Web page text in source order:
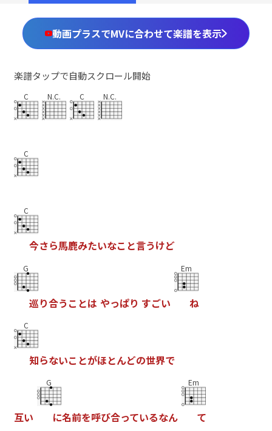
動画プラスでMVに合わせて楽譜を表示
楽譜タップで自動スクロール開始
C N.C. C N.C.
C
C
今さら馬鹿みたいなこ と言うけど
G
巡り合う こ とは やっぱり すごい
Em
ね
C
知らないこ とがほとんどの世界で
互い
G
に名前を呼び合っているなん
Em
て